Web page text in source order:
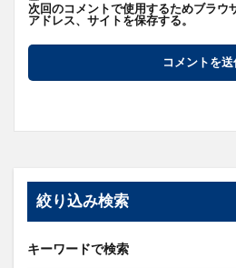
次回のコメントで使用するためブラウ
アドレス、サイトを保存する。
絞り込み検索
キーワードで検索